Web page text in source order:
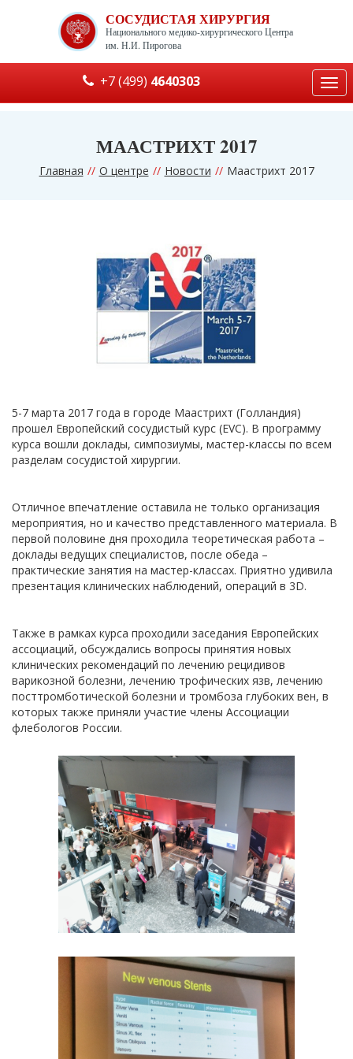
СОСУДИСТАЯ ХИРУРГИЯ
Национального медико-хирургического Центра
им. Н.И. Пирогова
+7 (499) 4640303
МААСТРИХТ 2017
Главная О центре Новости Маастрихт 2017
5-7 марта 2017 года в городе Маастрихт (Голландия)
прошел Европейский сосудистый курс (EVC). В программу
курса вошли доклады, симпозиумы, мастер-классы по всем
разделам сосудистой хирургии.
Отличное впечатление оставила не только организация
мероприятия, но и качество представленного материала. В
первой половине дня проходила теоретическая работа –
доклады ведущих специалистов, после обеда –
практические занятия на мастер-классах. Приятно удивила
презентация клинических наблюдений, операций в 3D.
Также в рамках курса проходили заседания Европейских
ассоциаций, обсуждались вопросы принятия новых
клинических рекомендаций по лечению рецидивов
варикозной болезни, лечению трофических язв, лечению
посттромботической болезни и тромбоза глубоких вен, в
которых также приняли участие члены Ассоциации
флебологов России.